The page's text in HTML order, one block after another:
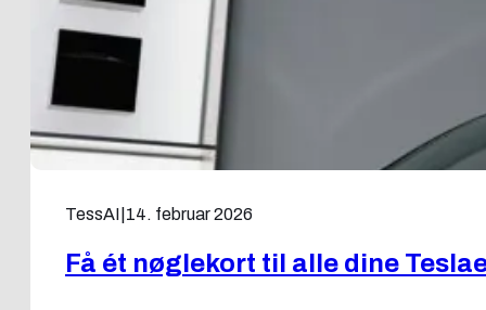
TessAI 14. februar 2026
Få ét nøglekort til alle dine